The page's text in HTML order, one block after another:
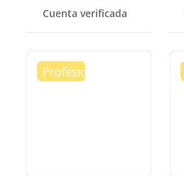
Cuenta verificada